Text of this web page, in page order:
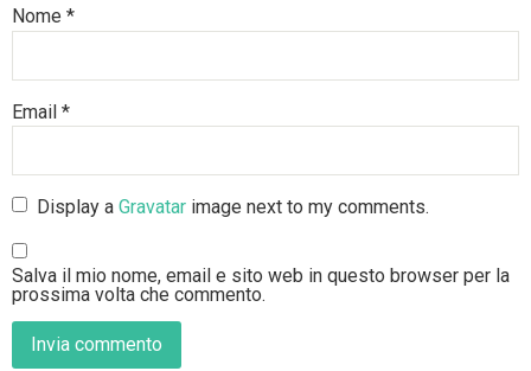
Nome *
Email *
Display aGravatar image next to my comments.
Salva il mio nome, email e sito web in questo browser per la
prossima volta che commento.